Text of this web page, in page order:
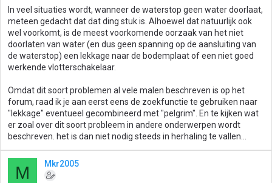
In veel situaties wordt, wanneer de waterstop geen water doorlaat,
meteen gedacht dat dat ding stuk is. Alhoewel dat natuurlijk ook
wel voorkomt, is de meest voorkomende oorzaak van het niet
doorlaten van water (en dus geen spanning op de aansluiting van
de waterstop) een lekkage naar de bodemplaat of een niet goed
werkende vlotterschakelaar.
Omdat dit soort problemen al vele malen beschreven is op het
forum, raad ik je aan eerst eens de zoekfunctie te gebruiken naar
"lekkage" eventueel gecombineerd met "pelgrim". En te kijken wat
er zoal over dit soort probleem in andere onderwerpen wordt
beschreven. het is dan niet nodig steeds in herhaling te vallen...
M Mkr2005